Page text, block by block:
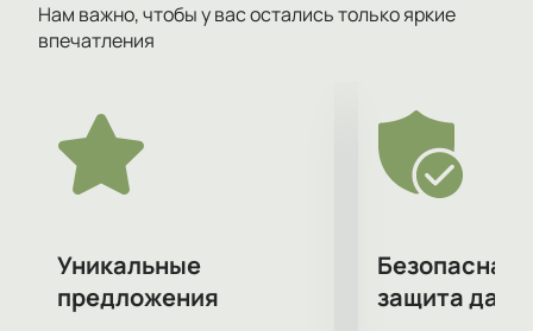
Нам важно, чтобы у вас остались только яркие
впечатления
Уникальные
предложения
Безопасная
защита